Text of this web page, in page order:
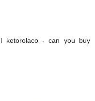
ketorolaco - can you buy